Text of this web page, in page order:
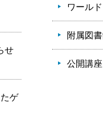
せ
ゲ
ワール
附属図
公開講